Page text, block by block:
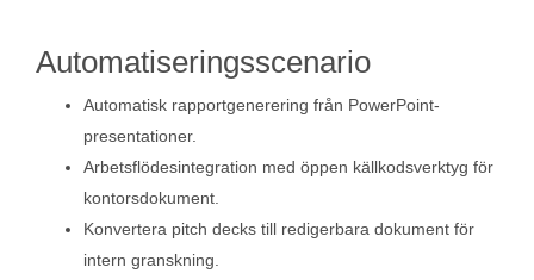
Automatiseringsscenario
Automatisk rapportgenerering från PowerPoint-
presentationer.
Arbetsflödesintegration med öppen källkodsverktyg för
kontorsdokument.
Konvertera pitch decks till redigerbara dokument för
intern granskning.